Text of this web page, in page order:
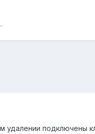
удалении подключены